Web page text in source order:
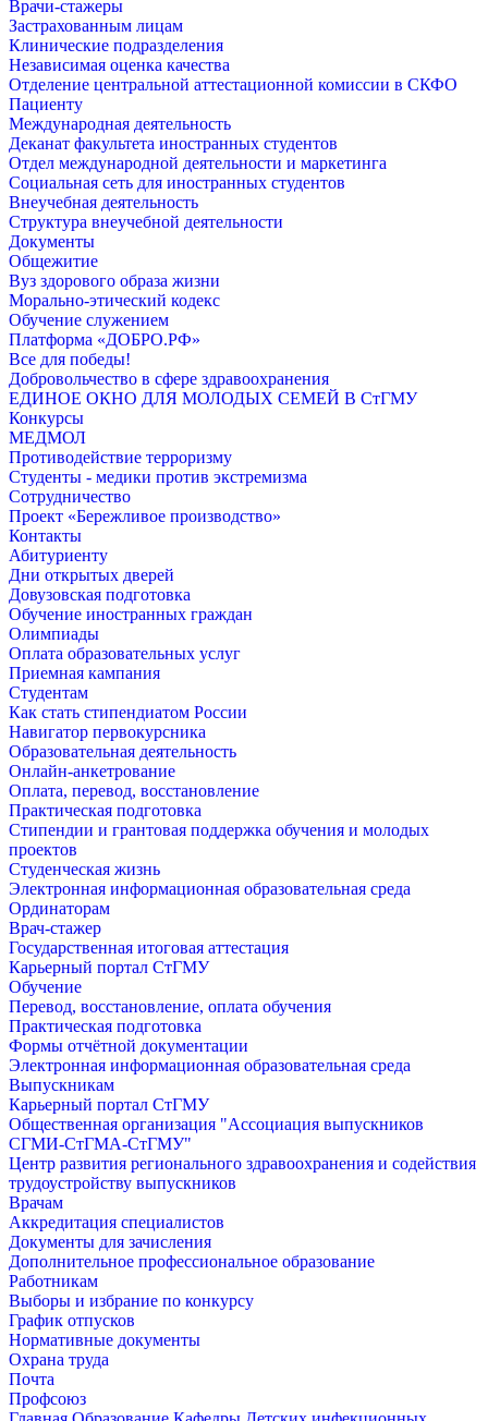
Врачи-стажеры
Застрахованным лицам
Клинические подразделения
Независимая оценка качества
Отделение центральной аттестационной комиссии в СКФО
Пациенту
Международная деятельность
Деканат факультета иностранных студентов
Отдел международной деятельности и маркетинга
Социальная сеть для иностранных студентов
Внеучебная деятельность
Структура внеучебной деятельности
Документы
Общежитие
Вуз здорового образа жизни
Морально-этический кодекс
Обучение служением
Платформа «ДОБРО.РФ»
Все для победы!
Добровольчество в сфере здравоохранения
ЕДИНОЕ ОКНО ДЛЯ МОЛОДЫХ СЕМЕЙ В СтГМУ
Конкурсы
МЕДМОЛ
Противодействие терроризму
Студенты - медики против экстремизма
Сотрудничество
Проект «Бережливое производство»
Контакты
Абитуриенту
Дни открытых дверей
Довузовская подготовка
Обучение иностранных граждан
Олимпиады
Оплата образовательных услуг
Приемная кампания
Студентам
Как стать стипендиатом России
Навигатор первокурсника
Образовательная деятельность
Онлайн-анкетрование
Оплата, перевод, восстановление
Практическая подготовка
Стипендии и грантовая поддержка обучения и молодых
проектов
Студенческая жизнь
Электронная информационная образовательная среда
Ординаторам
Врач-стажер
Государственная итоговая аттестация
Карьерный портал СтГМУ
Обучение
Перевод, восстановление, оплата обучения
Практическая подготовка
Формы отчётной документации
Электронная информационная образовательная среда
Выпускникам
Карьерный портал СтГМУ
Общественная организация "Ассоциация выпускников
СГМИ-СтГМА-СтГМУ"
Центр развития регионального здравоохранения и содействия
трудоустройству выпускников
Врачам
Аккредитация специалистов
Документы для зачисления
Дополнительное профессиональное образование
Работникам
Выборы и избрание по конкурсу
График отпусков
Нормативные документы
Охрана труда
Почта
Профсоюз